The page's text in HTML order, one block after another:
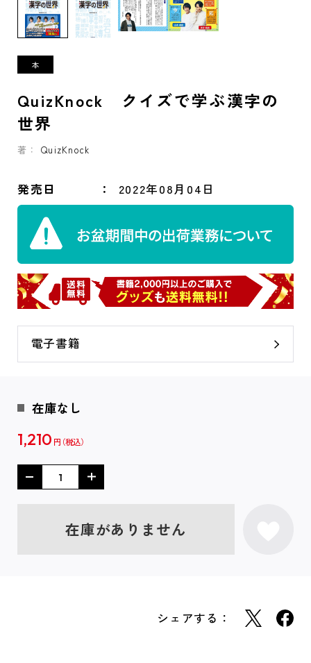
QuizKnock クイズで学ぶ漢字の
世界
著： QuizKnock
発売日 2022年08月04日
電子書籍
在庫なし
1,210 円
在庫がありません
シェアする：